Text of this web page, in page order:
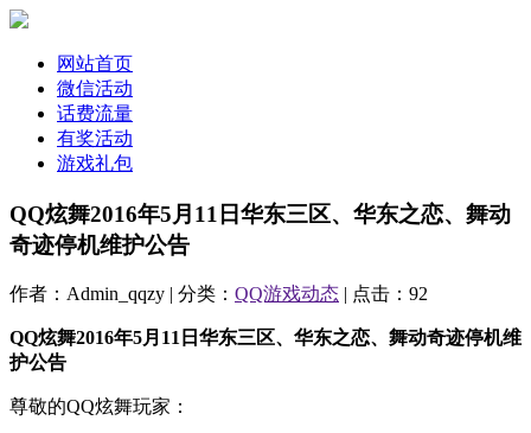
网站首页
微信活动
话费流量
有奖活动
游戏礼包
QQ炫舞2016年5月11日华东三区、华东之恋、舞动
奇迹停机维护公告
作者：Admin_qqzy | 分类： QQ游戏动态 | 点击：92
QQ炫舞2016年5月11日华东三区、华东之恋、舞动奇迹停机维
护公告
尊敬的QQ炫舞玩家：